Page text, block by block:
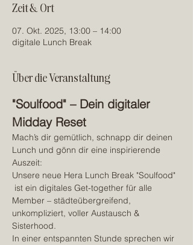
Zeit & Ort
07. Okt. 2025, 13:00 – 14:00
digitale Lunch Break
Über die Veranstaltung
"Soulfood" – Dein digitaler
Midday Reset
Mach’s dir gemütlich, schnapp dir deinen
Lunch und gönn dir eine inspirierende
Auszeit:
Unsere neue Hera Lunch Break "Soulfood"
ist ein digitales Get-together für alle
Member – städteübergreifend,
unkompliziert, voller Austausch &
Sisterhood.
In einer entspannten Stunde sprechen wir